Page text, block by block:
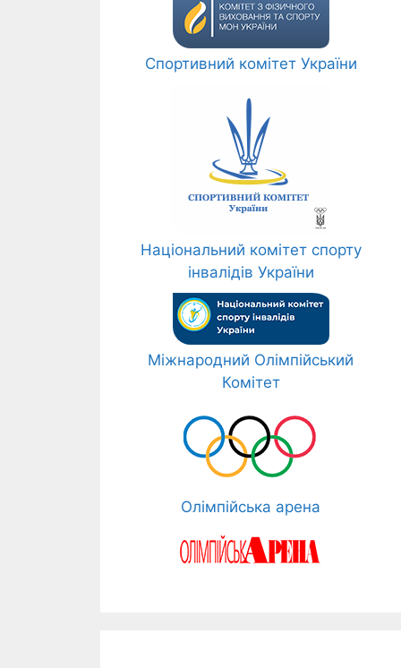
Спортивний комітет України
Національний комітет спорту
інвалідів України
Міжнародний Олімпійський
Комітет
Олімпійська арена